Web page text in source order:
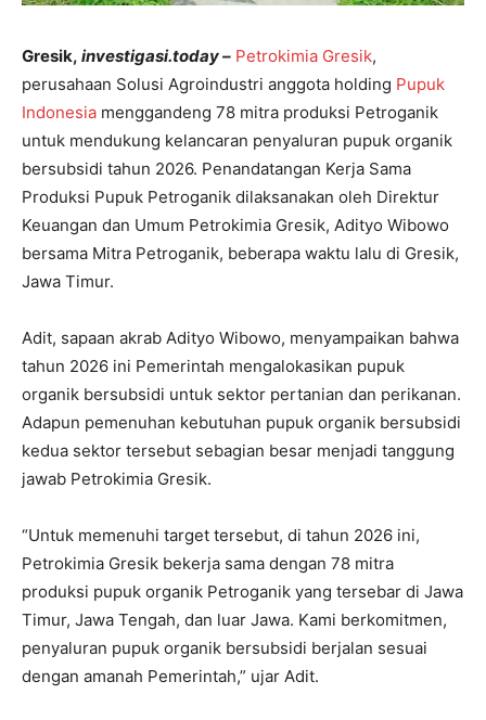
Gresik, investigasi.today – Petrokimia Gresik,
perusahaan Solusi Agroindustri anggota holding Pupuk
Indonesia menggandeng 78 mitra produksi Petroganik
untuk mendukung kelancaran penyaluran pupuk organik
bersubsidi tahun 2026. Penandatangan Kerja Sama
Produksi Pupuk Petroganik dilaksanakan oleh Direktur
Keuangan dan Umum Petrokimia Gresik, Adityo Wibowo
bersama Mitra Petroganik, beberapa waktu lalu di Gresik,
Jawa Timur.
Adit, sapaan akrab Adityo Wibowo, menyampaikan bahwa
tahun 2026 ini Pemerintah mengalokasikan pupuk
organik bersubsidi untuk sektor pertanian dan perikanan.
Adapun pemenuhan kebutuhan pupuk organik bersubsidi
kedua sektor tersebut sebagian besar menjadi tanggung
jawab Petrokimia Gresik.
“Untuk memenuhi target tersebut, di tahun 2026 ini,
Petrokimia Gresik bekerja sama dengan 78 mitra
produksi pupuk organik Petroganik yang tersebar di Jawa
Timur, Jawa Tengah, dan luar Jawa. Kami berkomitmen,
penyaluran pupuk organik bersubsidi berjalan sesuai
dengan amanah Pemerintah,” ujar Adit.